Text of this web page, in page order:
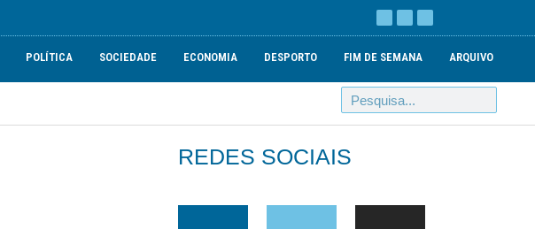
POLÍTICA SOCIEDADE ECONOMIA DESPORTO FIM DE SEMANA ARQUIVO
REDES SOCIAIS